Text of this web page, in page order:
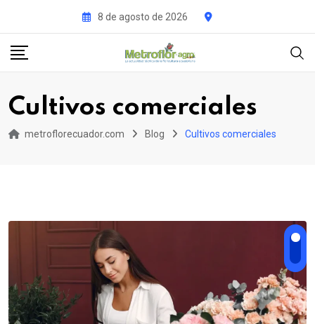
content
8 de agosto de 2026
Cultivos comerciales
metroflorecuador.com Blog Cultivos comerciales